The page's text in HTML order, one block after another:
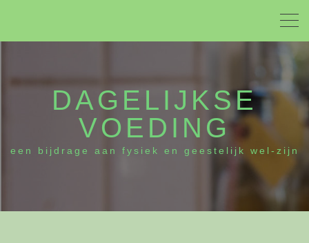
DAGELIJKSE
VOEDING
een bijdrage aan fysiek en geestelijk wel-zijn